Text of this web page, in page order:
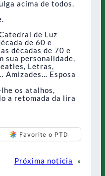
acima de todos.
de Luz
de 60 e
décadas de 70 e
sua personalidade,
Letras,
Esposa
os atalhos,
a retomada da lira
Favorite o PTD
Próxima notícia
»